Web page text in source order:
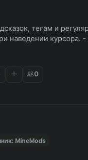
тегам и
наведении курсора.
0
MineMods